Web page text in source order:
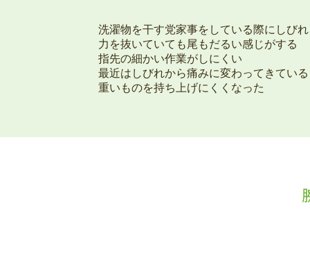
洗濯物を干す党家事をしている際にしび
力を抜いていても尾もだるい感じがする
指先の細かい作業がしにくい
最近はしびれから痛みに変わってきている
重いものを持ち上げにくくなった